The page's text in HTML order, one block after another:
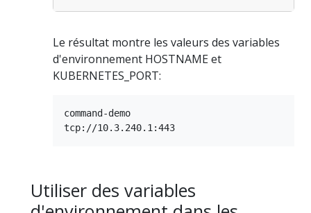
Le résultat montre les valeurs des variables
d'environnement HOSTNAME et
KUBERNETES_PORT:
command-demo
Utiliser des variables